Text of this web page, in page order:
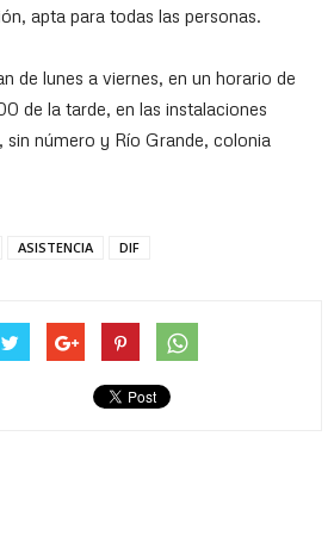
apta para todas las personas.
de lunes a viernes, en un horario de
de la tarde, en las instalaciones
sin número y Río Grande, colonia
ASISTENCIA DIF